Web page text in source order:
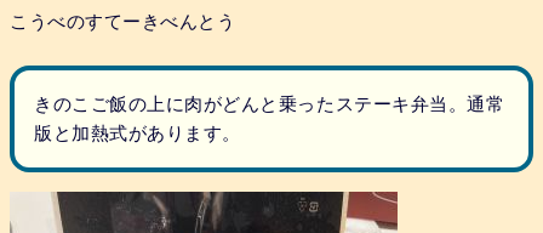
こうべのすてーきべんとう
きのこご飯の上に肉がどんと乗ったステーキ弁当。通常
版と加熱式があります。